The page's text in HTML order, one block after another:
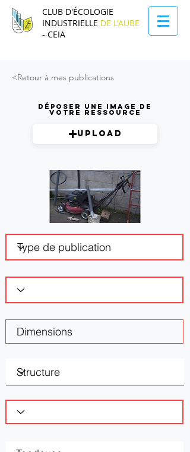
CLUB D'ÉCOLOGIE
INDUSTRIELLE DE L'AUBE
- CEIA
<Retour à mes publications
Déposer une image de
votre ressource
Upload